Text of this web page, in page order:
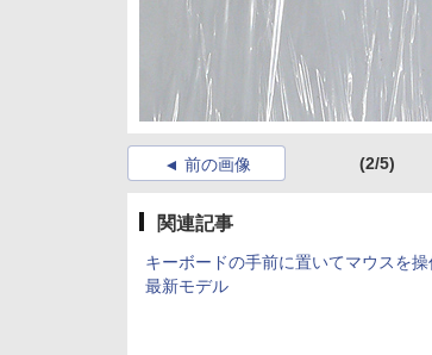
前の画像 (2/5)
関連記事
キーボードの手前に置いてマウスを
最新モデル